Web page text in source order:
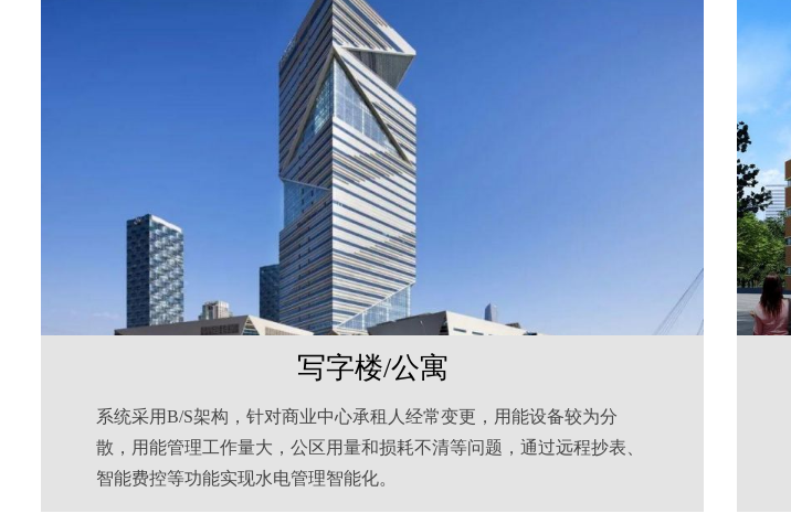
写字楼/公寓
系统采用B/S架构，针对商业中心承租人经常变更，用能设备较为分
散，用能管理工作量大，公区用量和损耗不清等问题，通过远程抄表、
智能费控等功能实现水电管理智能化。